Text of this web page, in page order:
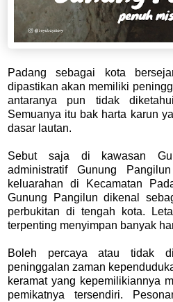
Padang sebagai kota
dipastikan akan memiliki
antaranya pun tidak
Semuanya itu bak harta karun
dasar lautan.
Sebut saja di kawasan
administratif Gunung
keluarahan di Kecamatan
Gunung Pangilun dikenal
perbukitan di tengah kota.
terpenting menyimpan banyak
Boleh percaya atau tidak
peninggalan zaman
keramat yang kepemilikiannya
pemikatnya tersendiri.